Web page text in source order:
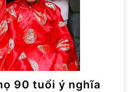
90 tuổi ý nghĩa